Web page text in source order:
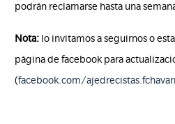
podrán reclamarse hasta una
Nota: lo invitamos a seguirnos o
página de facebook para
(facebook.com/